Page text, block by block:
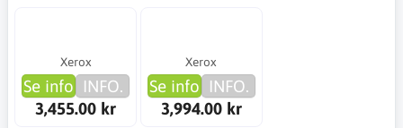
Xerox
Se info INFO.
3,455.00 kr
Xerox
Se info INFO.
3,994.00 kr